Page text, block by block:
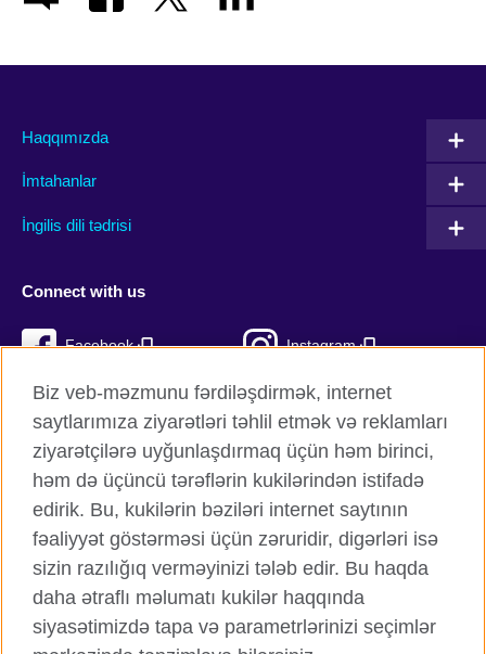
Haqqımızda
İmtahanlar
İngilis dili tədrisi
Connect with us
Facebook Instagram
Twitter TikTok
British Council qlobal
Məxfilik və şərtlər
Sitemap
Biz veb-məzmunu fərdiləşdirmək, internet
saytlarımıza ziyarətləri təhlil etmək və reklamları
ziyarətçilərə uyğunlaşdırmaq üçün həm birinci,
həm də üçüncü tərəflərin kukilərindən istifadə
edirik. Bu, kukilərin bəziləri internet saytının
fəaliyyət göstərməsi üçün zəruridir, digərləri isə
sizin razılığıq verməyinizi tələb edir. Bu haqda
daha ətraflı məlumatı kukilər haqqında
siyasətimizdə tapa və parametrlərinizi seçimlər